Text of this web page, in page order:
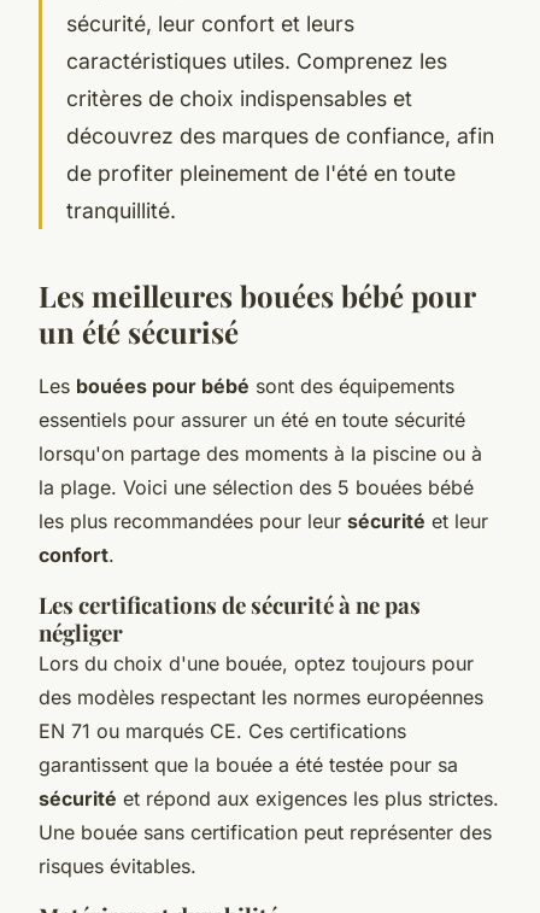
sécurité, leur confort et leurs
caractéristiques utiles. Comprenez les
critères de choix indispensables et
découvrez des marques de confiance, afin
de profiter pleinement de l'été en toute
tranquillité.
Les meilleures bouées bébé pour
un été sécurisé
Les bouées pour bébé sont des équipements
essentiels pour assurer un été en toute sécurité
lorsqu'on partage des moments à la piscine ou à
la plage. Voici une sélection des 5 bouées bébé
les plus recommandées pour leur sécurité et leur
confort.
Les certifications de sécurité à ne pas
négliger
Lors du choix d'une bouée, optez toujours pour
des modèles respectant les normes européennes
EN 71 ou marqués CE. Ces certifications
garantissent que la bouée a été testée pour sa
sécurité et répond aux exigences les plus strictes.
Une bouée sans certification peut représenter des
risques évitables.